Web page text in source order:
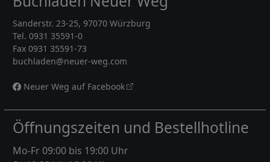
Sanderstr. 23-25, 97070 Würzburg
Tel. 0931 35591-0
Fax 0931 35591-73
buchladen@neuer-weg.com
Neuer Weg auf Facebook
Öffnungszeiten und Bestellhotline
Mo-Fr 09:00 bis 19:00 Uhr